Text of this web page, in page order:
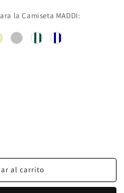
la Camiseta MADDI:
al carrito